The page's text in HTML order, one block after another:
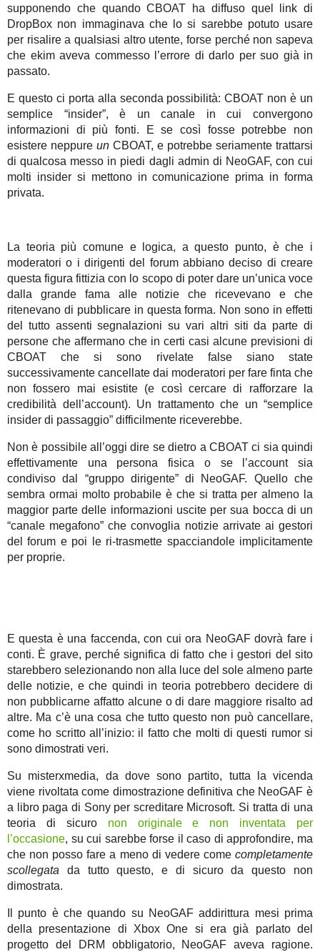
supponendo che quando CBOAT ha diffuso quel link di
DropBox non immaginava che lo si sarebbe potuto usare
per risalire a qualsiasi altro utente, forse perché non sapeva
che ekim aveva commesso l’errore di darlo per suo già in
passato.
E questo ci porta alla seconda possibilità: CBOAT non è un
semplice “insider”, è un canale in cui convergono
informazioni di più fonti. E se così fosse potrebbe non
esistere neppure un CBOAT, e potrebbe seriamente trattarsi
di qualcosa messo in piedi dagli admin di NeoGAF, con cui
molti insider si mettono in comunicazione prima in forma
privata.
La teoria più comune e logica, a questo punto, è che i
moderatori o i dirigenti del forum abbiano deciso di creare
questa figura fittizia con lo scopo di poter dare un’unica voce
dalla grande fama alle notizie che ricevevano e che
ritenevano di pubblicare in questa forma. Non sono in effetti
del tutto assenti segnalazioni su vari altri siti da parte di
persone che affermano che in certi casi alcune previsioni di
CBOAT che si sono rivelate false siano state
successivamente cancellate dai moderatori per fare finta che
non fossero mai esistite (e così cercare di rafforzare la
credibilità dell’account). Un trattamento che un “semplice
insider di passaggio” difficilmente riceverebbe.
Non è possibile all’oggi dire se dietro a CBOAT ci sia quindi
effettivamente una persona fisica o se l’account sia
condiviso dal “gruppo dirigente” di NeoGAF. Quello che
sembra ormai molto probabile è che si tratta per almeno la
maggior parte delle informazioni uscite per sua bocca di un
“canale megafono” che convoglia notizie arrivate ai gestori
del forum e poi le ri-trasmette spacciandole implicitamente
per proprie.
E questa è una faccenda, con cui ora NeoGAF dovrà fare i
conti. È grave, perché significa di fatto che i gestori del sito
starebbero selezionando non alla luce del sole almeno parte
delle notizie, e che quindi in teoria potrebbero decidere di
non pubblicarne affatto alcune o di dare maggiore risalto ad
altre. Ma c’è una cosa che tutto questo non può cancellare,
come ho scritto all’inizio: il fatto che molti di questi rumor si
sono dimostrati veri.
Su misterxmedia, da dove sono partito, tutta la vicenda
viene rivoltata come dimostrazione definitiva che NeoGAF è
a libro paga di Sony per screditare Microsoft. Si tratta di una
teoria di sicuro non originale e non inventata per
l’occasione, su cui sarebbe forse il caso di approfondire, ma
che non posso fare a meno di vedere come completamente
scollegata da tutto questo, e di sicuro da questo non
dimostrata.
Il punto è che quando su NeoGAF addirittura mesi prima
della presentazione di Xbox One si era già parlato del
progetto del DRM obbligatorio, NeoGAF aveva ragione.